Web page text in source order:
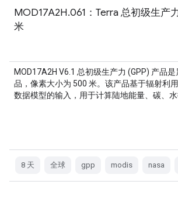
MOD17A2H.061：Terra 总初级生产
米
MOD17A2H V6.1 总初级生产力 (GPP) 产品
品，像素大小为 500 米。该产品基于辐射利
数据模型的输入，用于计算陆地能量、碳、水
8 天 全球 gpp modis nasa